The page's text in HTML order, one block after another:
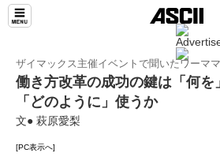
ザイマックス主催イベントで聞いたワーマ
働き方改革の成功の鍵は「何を
「どのように」使うか
文● 萩原愛梨
[PC表示へ]